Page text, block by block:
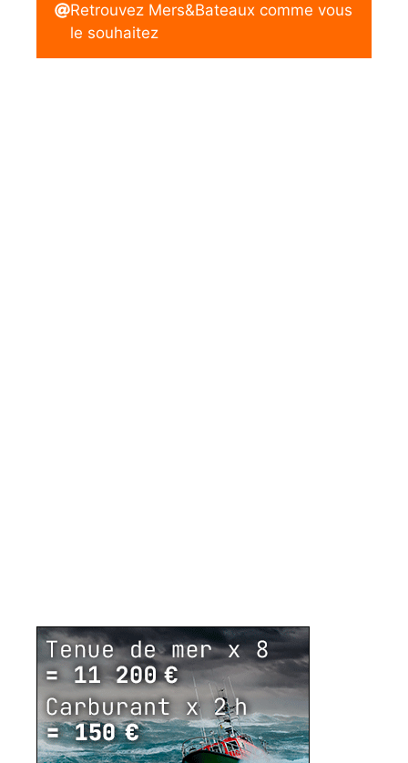
Retrouvez Mers&Bateaux comme vous
le souhaitez